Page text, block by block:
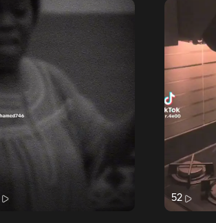
52